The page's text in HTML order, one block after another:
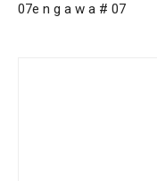
07e n g a w a # 07